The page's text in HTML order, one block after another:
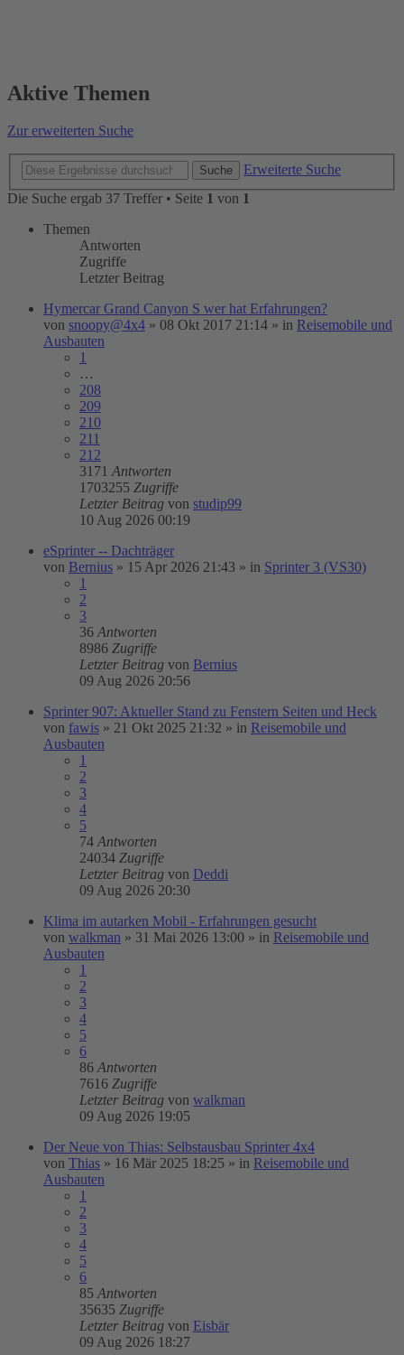
Aktive Themen
Zur erweiterten Suche
Suche
Erweiterte Suche
Die Suche ergab 37 Treffer • Seite 1 von 1
Themen
Antworten
Zugriffe
Letzter Beitrag
Hymercar Grand Canyon S wer hat Erfahrungen?
von snoopy@4x4 » 08 Okt 2017 21:14 » in Reisemobile und
Ausbauten
1
…
208
209
210
211
212
3171 Antworten
1703255 Zugriffe
Letzter Beitrag von studip99
10 Aug 2026 00:19
eSprinter -- Dachträger
von Bernius » 15 Apr 2026 21:43 » in Sprinter 3 (VS30)
1
2
3
36 Antworten
8986 Zugriffe
Letzter Beitrag von Bernius
09 Aug 2026 20:56
Sprinter 907: Aktueller Stand zu Fenstern Seiten und Heck
von fawis » 21 Okt 2025 21:32 » in Reisemobile und
Ausbauten
1
2
3
4
5
74 Antworten
24034 Zugriffe
Letzter Beitrag von Deddi
09 Aug 2026 20:30
Klima im autarken Mobil - Erfahrungen gesucht
von walkman » 31 Mai 2026 13:00 » in Reisemobile und
Ausbauten
1
2
3
4
5
6
86 Antworten
7616 Zugriffe
Letzter Beitrag von walkman
09 Aug 2026 19:05
Der Neue von Thias: Selbstausbau Sprinter 4x4
von Thias » 16 Mär 2025 18:25 » in Reisemobile und
Ausbauten
1
2
3
4
5
6
85 Antworten
35635 Zugriffe
Letzter Beitrag von Eisbär
09 Aug 2026 18:27